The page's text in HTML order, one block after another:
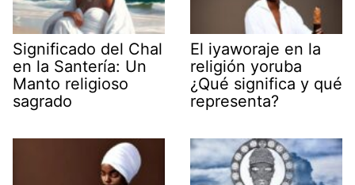
Significado del Chal
en la Santería: Un
Manto religioso
sagrado
El iyaworaje en la
religión yoruba
¿Qué significa y qué
representa?